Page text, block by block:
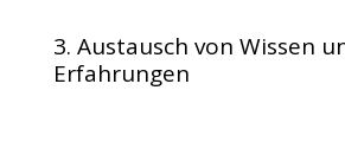
3. Austausch von Wissen
Erfahrungen